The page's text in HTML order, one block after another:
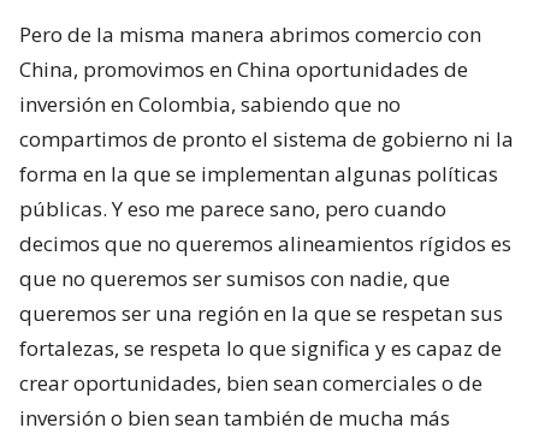
Pero de la misma manera abrimos comercio con
China, promovimos en China oportunidades de
inversión en Colombia, sabiendo que no
compartimos de pronto el sistema de gobierno ni la
forma en la que se implementan algunas políticas
públicas. Y eso me parece sano, pero cuando
decimos que no queremos alineamientos rígidos es
que no queremos ser sumisos con nadie, que
queremos ser una región en la que se respetan sus
fortalezas, se respeta lo que significa y es capaz de
crear oportunidades, bien sean comerciales o de
inversión o bien sean también de mucha más